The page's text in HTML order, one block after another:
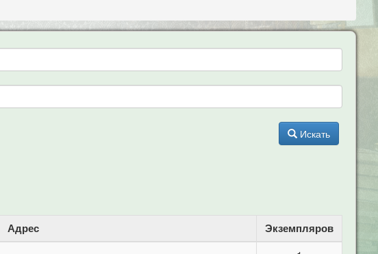
Искать
Адрес Экземпляров